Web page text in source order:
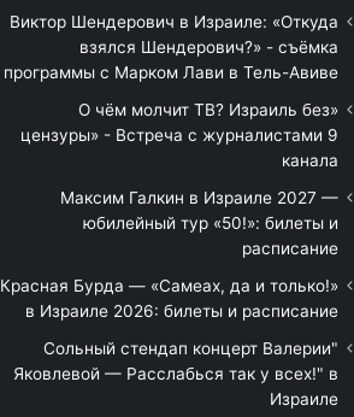
Виктор Шендерович в Израиле: «Откуда
взялся Шендерович?» - съёмка
программы с Марком Лави в Тель-Авиве
«О чём молчит ТВ? Израиль без
цензуры» - Встреча с журналистами 9
канала
Максим Галкин в Израиле 2027 —
юбилейный тур «50!»: билеты и
расписание
Красная Бурда — «Самеах, да и только!»
в Израиле 2026: билеты и расписание
"Сольный стендап концерт Валерии
Яковлевой — Расслабься так у всех!" в
Израиле